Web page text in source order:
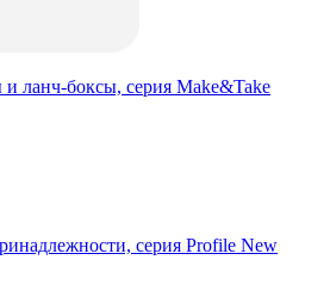
ланч-боксы, серия Make&Take
серия Profile New